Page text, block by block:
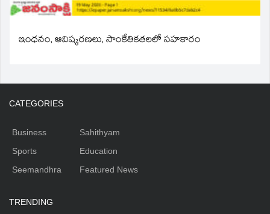
ఇంధనం, ఆవిష్కరణలు, సాంకేతికతలలో సహకారం
CATEGORIES
Business
Sports
Seemandhra
Sahithyam
Education
Featured News
TRENDING